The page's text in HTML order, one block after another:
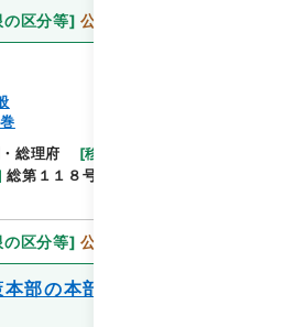
区分等] 公開
総理府 [移管等年度
総第１１８号
区分等] 公開
部の本部長の交替等について（外